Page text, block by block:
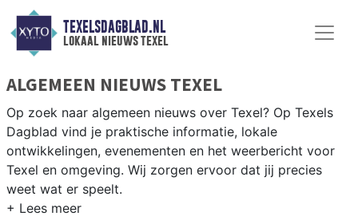
TEXELSDAGBLAD.NL
lokaal nieuws texel
ALGEMEEN NIEUWS TEXEL
Op zoek naar algemeen nieuws over Texel? Op Texels
Dagblad vind je praktische informatie, lokale
ontwikkelingen, evenementen en het weerbericht voor
Texel en omgeving. Wij zorgen ervoor dat jij precies
weet wat er speelt.